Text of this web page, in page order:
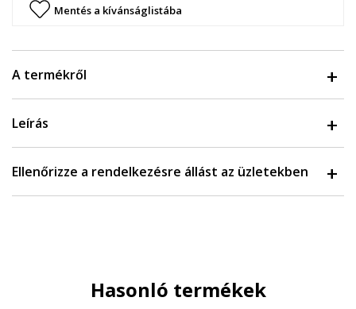
Mentés a kívánságlistába
A termékről
Leírás
Ellenőrizze a rendelkezésre állást az üzletekben
Hasonló termékek